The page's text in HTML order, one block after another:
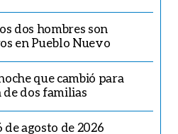
dos hombres son
en Pueblo Nuevo
que cambió para
dos familias
agosto de 2026